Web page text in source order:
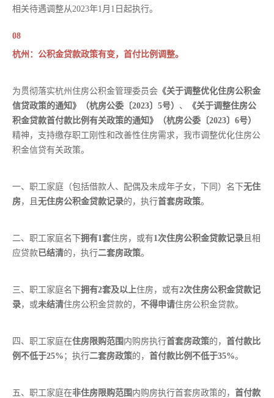
相关待遇调整从2023年1月1日起执行。
08
杭州：公积金贷款政策有变，首付比例调整。
为贯彻落实杭州住房公积金管理委员会 《关于调整优化住房公积金
信贷政策的通知》（杭房公委〔2023〕5号） 、
《关于调整住房公
积金贷款首付款比例有关政策的通知》（杭房公委〔2023〕6号）
精神，支持缴存职工刚性和改善性住房需求，我市调整优化住房公
积金信贷有关政策。
一、职工家庭（包括借款人、配偶及未成年子女，下同）名下无住
房，且 无住房公积金贷款记录的，执行首套房政策。
二、职工家庭名下拥有1套住房，或有1次住房公积金贷款记录 且相
应贷款已结清的，执行二套房政策。
三、职工家庭名下拥有2套及以上住房，或有2次住房公积金贷款记
录，或未结清住房公积金贷款的， 不得申请住房公积金贷款。
四、职工家庭在住房限购范围 内购房执行首套房政策的， 首付款比
例不低于25% ；执行二套房政策的， 首付款比例不低于35%。
五、职工家庭在非住房限购范围 内购房执行首套房政策的， 首付款